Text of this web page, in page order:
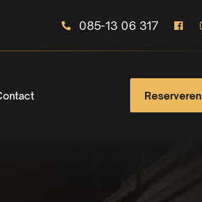
085-13 06 317
Reserveren